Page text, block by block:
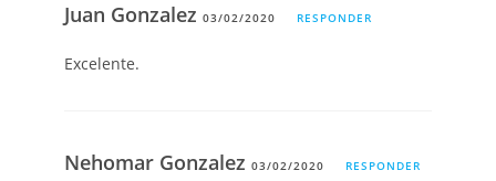
Juan Gonzalez03/02/2020 RESPONDER
Excelente.
Nehomar Gonzalez03/02/2020 RESPONDER